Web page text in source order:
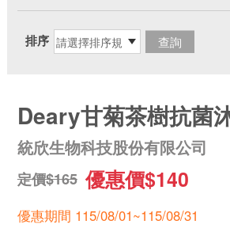
排序
Deary甘菊茶樹抗菌
統欣生物科技股份有限公司
定價$165 優惠價$140
優惠期間 115/08/01~115/08/31